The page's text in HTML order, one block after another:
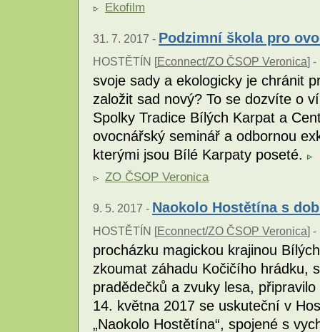
Ekofilm
31. 7. 2017 - Podzimní škola pro
HOSTĚTÍN [Econnect/ZO ČSOP Veronica] -
svoje sady a ekologicky je chránit
založit sad nový? To se dozvíte o
Spolky Tradice Bílých Karpat a
ovocnářský seminář a odbornou
kterými jsou Bílé Karpaty poseté.
ZO ČSOP Veronica
9. 5. 2017 - Naokolo Hostětína s
HOSTĚTÍN [Econnect/ZO ČSOP Veronica] -
procházku magickou krajinou
zkoumat záhadu Kočičího hrádku,
pradědečků a zvuky lesa,
14. května 2017 se uskuteční v
„Naokolo Hostětína“, spojené s